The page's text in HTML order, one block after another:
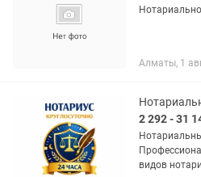
Алматы, 1
2 292 - 31
видов